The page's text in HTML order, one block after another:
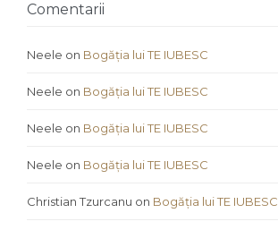
Comentarii
Neele on Bogăția lui TE IUBESC
Neele on Bogăția lui TE IUBESC
Neele on Bogăția lui TE IUBESC
Neele on Bogăția lui TE IUBESC
Christian Tzurcanu on Bogăția lui TE IUBESC